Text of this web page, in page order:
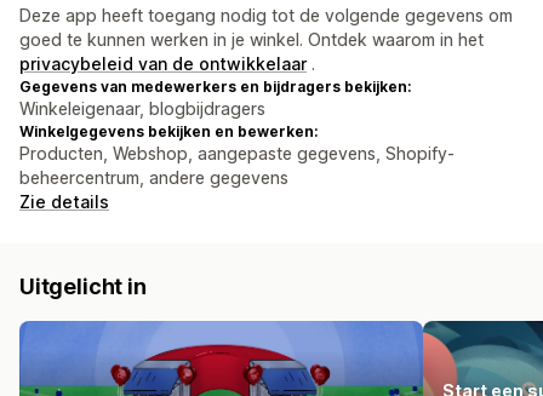
Deze app heeft toegang nodig tot de volgende gegevens om
goed te kunnen werken in je winkel. Ontdek waarom in het
privacybeleid van de ontwikkelaar .
Gegevens van medewerkers en bijdragers bekijken:
Winkeleigenaar, blogbijdragers
Winkelgegevens bekijken en bewerken:
Producten, Webshop, aangepaste gegevens, Shopify-
beheercentrum, andere gegevens
Zie details
Uitgelicht in
Start een